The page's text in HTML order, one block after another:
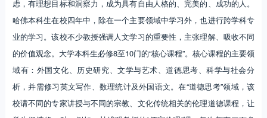
虑，有理想目标和洞察力，成为具有自由人格的、完美的、成功的人。
哈佛本科生在校四年中，除在一个主要领域中学习外，也进行跨学科专
业的学习。该校不少教授强调人文学习的重要性，主张理解、吸收不同
的价值观念。大学本科生必修8至10门的“核心课程”。核心课程的主要领
域有：外国文化、历史研究、文学与艺术、道德思考、科学与社会分
析，并需修习英文写作、数理统计及外国语文。在“道德思考”领域，该
校请不同的专家讲授与不同的宗教、文化传统相关的伦理道德课程，让